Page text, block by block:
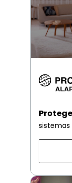
sistemas